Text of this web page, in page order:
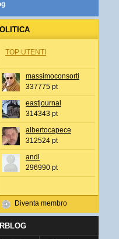
TOP UTENTI
massimoconsorti
337775 pt
eastjournal
314343 pt
albertocapece
312524 pt
andl
296990 pt
Diventa membro